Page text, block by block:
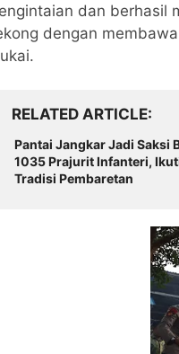
dan berhasil
dengan
RELATED ARTICLE
Pantai Jangkar Jadi Saksi Bisu
1035 Prajurit Infanteri,
Tradisi Pembaretan